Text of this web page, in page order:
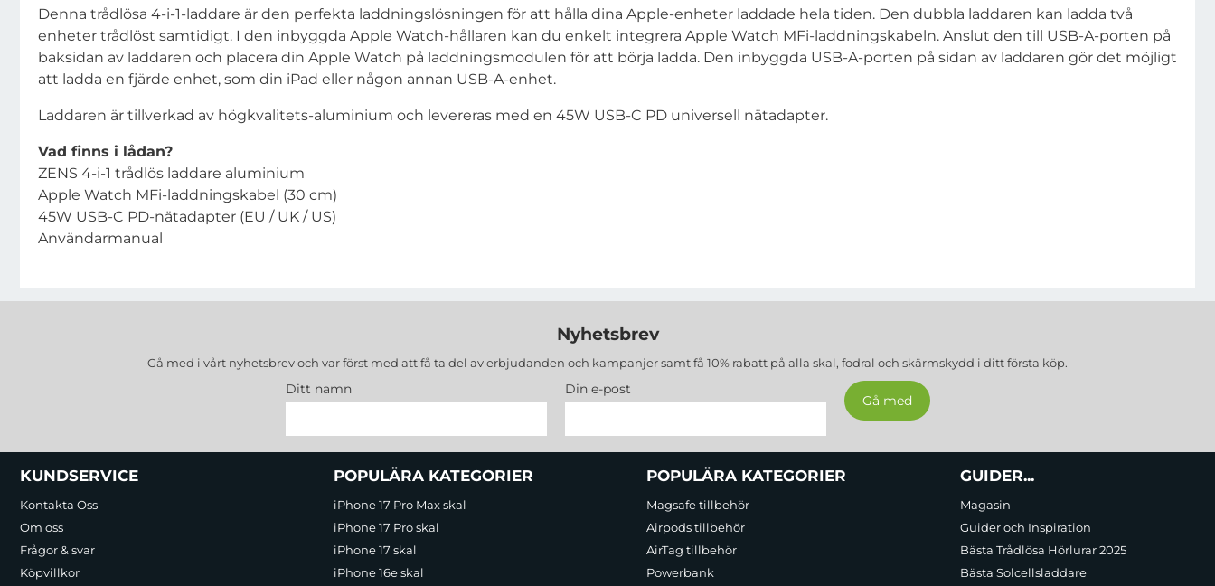
Denna trådlösa 4-i-1-laddare är den perfekta laddningslösningen för att hålla dina Apple-enheter laddade hela tiden. Den dubbla laddaren kan ladda två
enheter trådlöst samtidigt. I den inbyggda Apple Watch-hållaren kan du enkelt integrera Apple Watch MFi-laddningskabeln. Anslut den till USB-A-porten på
baksidan av laddaren och placera din Apple Watch på laddningsmodulen för att börja ladda. Den inbyggda USB-A-porten på sidan av laddaren gör det möjligt
att ladda en fjärde enhet, som din iPad eller någon annan USB-A-enhet.
Laddaren är tillverkad av högkvalitets-aluminium och levereras med en 45W USB-C PD universell nätadapter.
Vad finns i lådan?
ZENS 4-i-1 trådlös laddare aluminium
Apple Watch MFi-laddningskabel (30 cm)
45W USB-C PD-nätadapter (EU / UK / US)
Användarmanual
Nyhetsbrev
Gå med i vårt nyhetsbrev och var först med att få ta del av erbjudanden och kampanjer samt få 10% rabatt på alla skal, fodral och skärmskydd i ditt första köp.
Ditt namn Din e-post
Sidfot Blandad info och länkar
KUNDSERVICE
Kontakta Oss
Om oss
Frågor & svar
Köpvillkor
POPULÄRA KATEGORIER
iPhone 17 Pro Max skal
iPhone 17 Pro skal
iPhone 17 skal
iPhone 16e skal
POPULÄRA KATEGORIER
Magsafe tillbehör
Airpods tillbehör
AirTag tillbehör
Powerbank
GUIDER...
Magasin
Guider och Inspiration
Bästa Trådlösa Hörlurar 2025
Bästa Solcellsladdare